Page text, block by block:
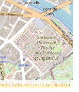
l’adresse ou la localisation